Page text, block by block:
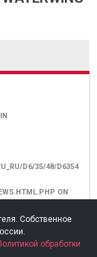
D6/35/48/D6354
ON
пожалуйста,
Собственное
обработки